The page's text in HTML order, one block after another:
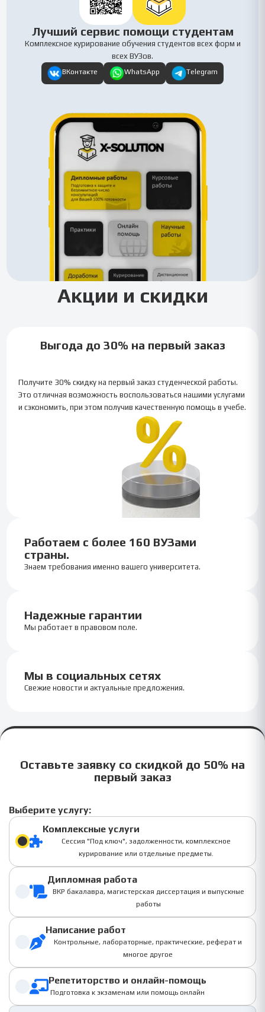
Лучший сервис помощи студентам
Комплексное курирование обучения студентов всех форм и
всех ВУЗов.
ВКонтакте WhatsApp Telegram
Акции и скидки
Выгода до 30% на первый заказ
Получите 30% скидку на первый заказ студенческой работы.
Это отличная возможность воспользоваться нашими услугами
и сэкономить, при этом получив качественную помощь в учебе.
Работаем с более 160 ВУЗами
страны.
Знаем требования именно вашего университета.
Надежные гарантии
Мы работает в правовом поле.
Мы в социальных сетях
Свежие новости и актуальные предложения.
Оставьте заявку со скидкой до 50% на
первый заказ
Выберите услугу:
Комплексные услуги
Сессия "Под ключ", задолженности, комплексное
курирование или отдельные предметы.
Дипломная работа
ВКР бакалавра, магистерская диссертация и выпускные
работы
Написание работ
Контрольные, лабораторные, практические, реферат и
многое другое
Репетиторство и онлайн-помощь
Подготовка к экзаменам или помощь онлайн